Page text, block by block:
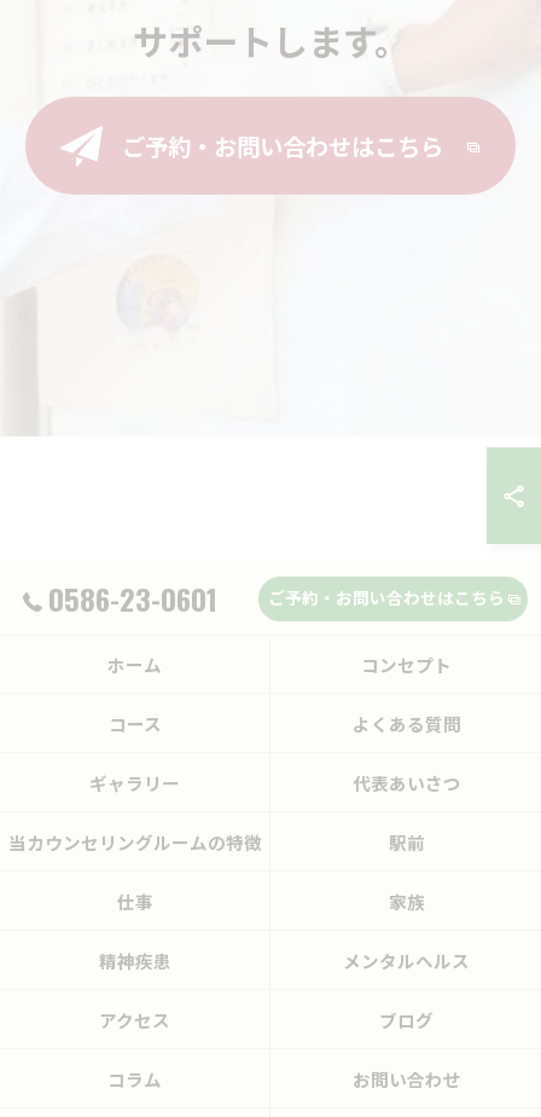
サポートします。
ご予約・お問い合わせはこちら
0586-23-0601 ご予約・お問い合わせはこちら
ホーム コンセプト
コース よくある質問
ギャラリー 代表あいさつ
当カウンセリングルームの特徴 駅前
仕事 家族
精神疾患 メンタルヘルス
アクセス ブログ
コラム お問い合わせ